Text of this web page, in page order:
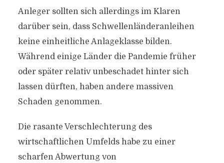
Anleger sollten sich allerdings im Klaren
darüber sein, dass Schwellenländeranleihen
keine einheitliche Anlageklasse bilden.
Während einige Länder die Pandemie früher
oder später relativ unbeschadet hinter sich
lassen dürften, haben andere massiven
Schaden genommen.
Die rasante Verschlechterung des
wirtschaftlichen Umfelds habe zu einer
scharfen Abwertung von